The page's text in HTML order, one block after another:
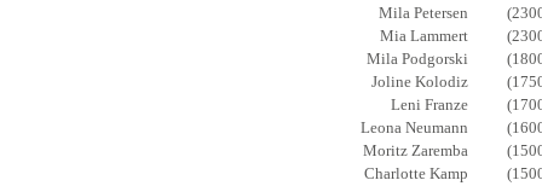
Mila Petersen
Mia Lammert
Mila Podgorski
Joline Kolodiz
Leni Franze
Leona Neumann
Moritz Zaremba
Charlotte Kamp